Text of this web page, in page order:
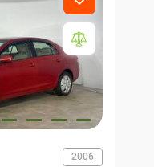
2006